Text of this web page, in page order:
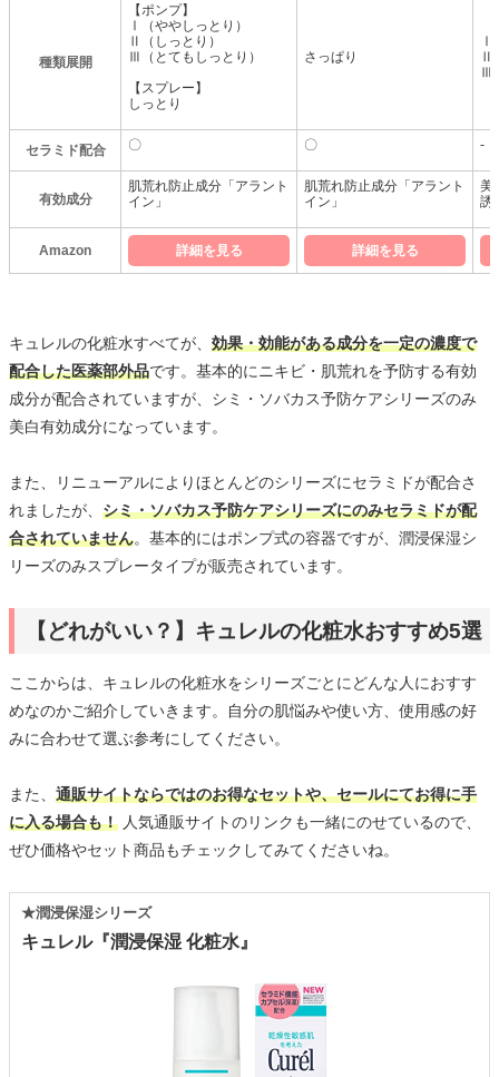
種類展開
【ポンプ】
Ⅰ（ややしっとり）
Ⅱ（しっとり）
Ⅲ（とてもしっとり）
【スプレー】
しっとり
さっぱり
Ⅰ
Ⅱ
Ⅲ
セラミド配合 〇 〇 -
有効成分
肌荒れ防止成分「アラント
イン」
肌荒れ防止成分「アラント
イン」
美
誘
Amazon 詳細を見る 詳細を見る
キュレルの化粧水すべてが、 効果・効能がある成分を一定の濃度で
配合した医薬部外品です。基本的にニキビ・肌荒れを予防する有効
成分が配合されていますが、シミ・ソバカス予防ケアシリーズのみ
美白有効成分になっています。
また、リニューアルによりほとんどのシリーズにセラミドが配合さ
れましたが、 シミ・ソバカス予防ケアシリーズにのみセラミドが配
合されていません。基本的にはポンプ式の容器ですが、潤浸保湿シ
リーズのみスプレータイプが販売されています。
【どれがいい？】キュレルの化粧水おすすめ5選
ここからは、キュレルの化粧水をシリーズごとにどんな人におすす
めなのかご紹介していきます。自分の肌悩みや使い方、使用感の好
みに合わせて選ぶ参考にしてください。
また、 通販サイトならではのお得なセットや、セールにてお得に手
に入る場合も！ 人気通販サイトのリンクも一緒にのせているので、
ぜひ価格やセット商品もチェックしてみてくださいね。
キュレル『潤浸保湿 化粧水』
★潤浸保湿シリーズ